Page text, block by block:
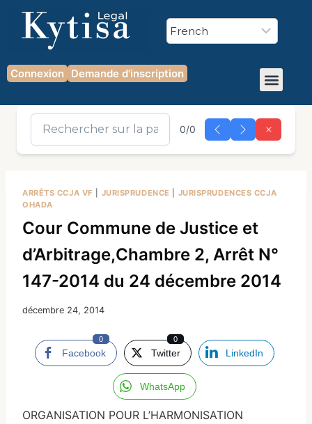
Connexion Demande d'inscription
0/0
ARRÊTS CCJA VF JURISPRUDENCE
JURISPRUDENCES CCJA
OHADA
Cour Commune de Justice et
d’Arbitrage,Chambre 2, Arrêt N°
147-2014 du 24 décembre 2014
décembre 24, 2014
Facebook
0
Twitter
0
LinkedIn
WhatsApp
ORGANISATION POUR L’HARMONISATION